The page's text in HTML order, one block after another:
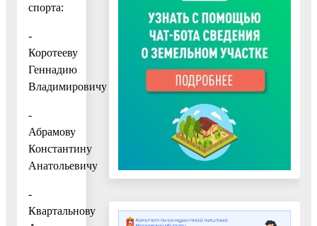
спорта:
-
Коротееву
Геннадию
Владимировичу
-
Абрамову
Константину
Анатольевичу
-
Квартальнову